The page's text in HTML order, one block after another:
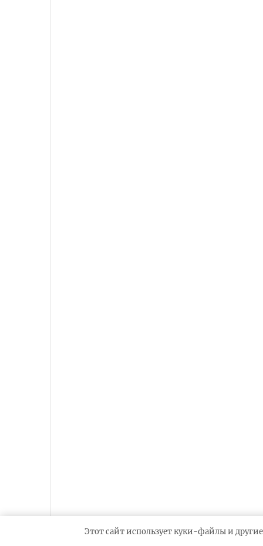
Этот сайт использует куки-файлы и